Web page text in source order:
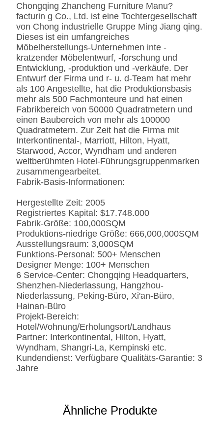
Schaum
Hoher Densily-Schaum.
Gewebe
Leder-/echtes
Leder-/Microfiber-Leder-
CA117 Standard oder
BS5852 Standardire des
Gewebe-/PU beständig
SS
Edelstahl #201 #304 #316,
bürstete oder
Spiegeloberfläche.
Fingerprintless
Verarbeitung
Marmor
Natürliches ausgeführt,
Kunde-spezifizierten
Chongqing Zhancheng Furniture Manu?
facturin g Co., Ltd. ist eine Tochtergesellschaft
von Chong industrielle Gruppe Ming Jiang qing.
Dieses ist ein umfangreiches
Möbelherstellungs-Unternehmen inte -
kratzender Möbelentwurf, -forschung und
Entwicklung, -produktion und -verkäufe. Der
Entwurf der Firma und r- u. d-Team hat mehr
als 100 Angestellte, hat die Produktionsbasis
mehr als 500 Fachmonteure und hat einen
Fabrikbereich von 50000 Quadratmetern und
einen Baubereich von mehr als 100000
Quadratmetern. Zur Zeit hat die Firma mit
Interkontinental-, Marriott, Hilton, Hyatt,
Starwood, Accor, Wyndham und anderen
weltberühmten Hotel-Führungsgruppenmarken
zusammengearbeitet.
Fabrik-Basis-Informationen:
Hergestellte Zeit: 2005
Registriertes Kapital: $17.748.000
Fabrik-Größe: 100,000SQM
Produktions-niedrige Größe: 666,000,000SQM
Ausstellungsraum: 3,000SQM
Funktions-Personal: 500+ Menschen
Designer Menge: 100+ Menschen
6 Service-Center: Chongqing Headquarters,
Shenzhen-Niederlassung, Hangzhou-
Niederlassung, Peking-Büro, Xi'an-Büro,
Hainan-Büro
Projekt-Bereich:
Hotel/Wohnung/Erholungsort/Landhaus
Partner: Interkontinental, Hilton, Hyatt,
Wyndham, Shangri-La, Kempinski etc.
Kundendienst: Verfügbare Qualitäts-Garantie: 3
Jahre
Ähnliche Produkte